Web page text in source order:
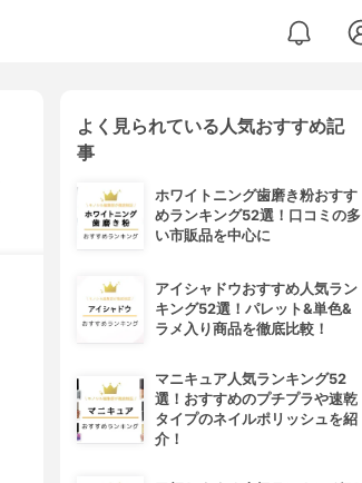
よく見られている人気おすすめ記
事
ホワイトニング歯磨き粉おすす
めランキング52選！口コミの多
い市販品を中心に
アイシャドウおすすめ人気ラン
キング52選！パレット&単色&
ラメ入り商品を徹底比較！
マニキュア人気ランキング52
選！おすすめのプチプラや速乾
タイプのネイルポリッシュを紹
介！